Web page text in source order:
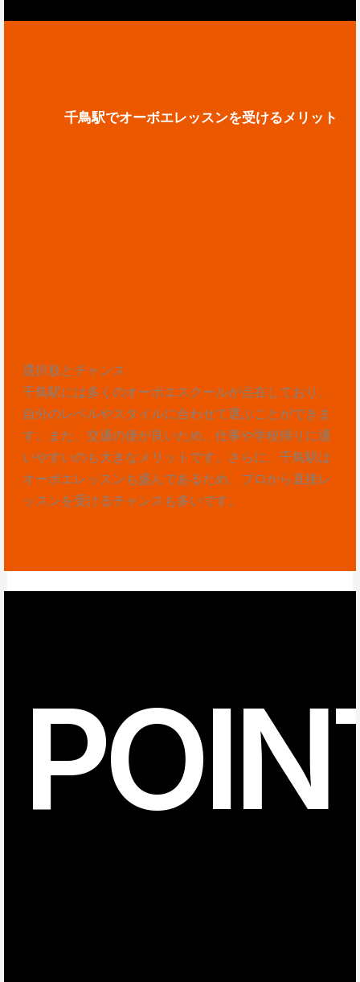
千鳥駅でオーボエレッスンを受けるメリット
選択肢とチャンス
千鳥駅には多くのオーボエスクールが点在しており、
自分のレベルやスタイルに合わせて選ぶことができま
す。また、交通の便が良いため、仕事や学校帰りに通
いやすいのも大きなメリットです。さらに、千鳥駅は
オーボエレッスンも盛んであるため、プロから直接レ
ッスンを受けるチャンスも多いです。